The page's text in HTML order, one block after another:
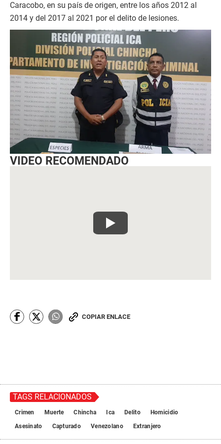
Caracobo, en su país de origen, entre los años 2012 al
2014 y del 2017 al 2021 por el delito de lesiones.
VIDEO RECOMENDADO
COPIAR ENLACE
TAGS RELACIONADOS
Crimen Muerte Chincha Ica Delito
Homicidio
Asesinato
Capturado Venezolano Extranjero